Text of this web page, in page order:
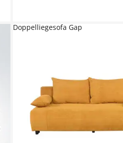
Doppelliegesofa Gap